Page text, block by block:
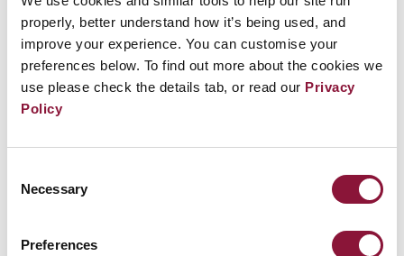
properly, better understand how it’s being used, and
improve your experience. You can customise your
preferences below. To find out more about the cookies we
use please check the details tab, or read our Privacy
Policy
Selection
Necessary
Preferences
थे। शक्तिशाली प्रघाती तरंगों ने २ किलोमीटर के भीतर अधिकांश
लकड़ी की संरचनाओं को नष्ट कर दिया था।
1 किलोमीटर की दूरी पर भी, लोगों को आयनकारी विकिरण की इतनी
अधिक मात्रा मिली कि तीव्र विकिरण विषाक्तता से उनकी मृत्यु हो
गई। बहुत दूर रहने वाले कई लोग भी विकिरण के संपर्क में आने के